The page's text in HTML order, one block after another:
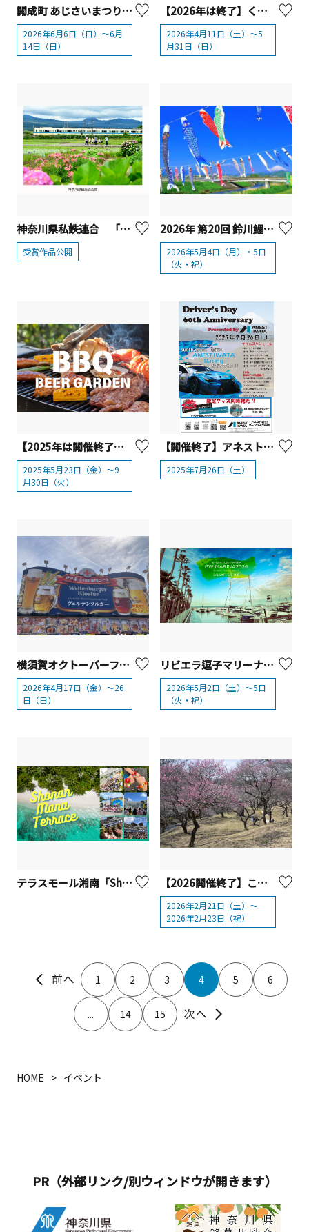
開成町 あじさいまつり 2026
2026年6月6日（日）～6月
14日（日）
【2026年は終了】くりはま花の国 「ポピー・ネモフィラまつり」2026【横須賀市】
2026年4月11日（土）～5
月31日（日）
神奈川県私鉄連合 「神奈川公共交通でつむぐ神奈川の旅 フォトコンテスト」受賞作品発表
受賞作品公開
2026年 第20回 鈴川鯉のぼりまつり【平塚市】
2026年5月4日（月）・5日
（火・祝）
【2025年は開催終了】横浜ベイクォーター「 BBQビアガーデン」
2025年5月23日（金）～9
月30日（火）
【開催終了】アネスト岩田ターンパイク箱根「Driver's Day 60th Anniversary Presented by ANEST IWATA」
2025年7月26日（土）
横須賀オクトーバーフェスト2026
2026年4月17日（金）～26
日（日）
リビエラ逗子マリーナ「GW MARINA 2026」
2026年5月2日（土）～5日
（火・祝）
テラスモール湘南「Shonan Mana Terrace 2026」 【2026開催終了】こどもの国 梅まつり【横浜市】
2026年2月21日（土）～
2026年2月23日（祝）
1 2 3 4 5 6
... 14 15
HOME イベント
PR（外部リンク/別ウィンドウが開きます）